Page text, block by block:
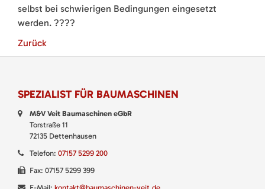
selbst bei schwierigen Bedingungen eingesetzt
werden. ????
Zurück
SPEZIALIST FÜR BAUMASCHINEN
M&V Veit Baumaschinen eGbR
Torstraße 11
72135 Dettenhausen
Telefon: 07157 5299 200
Fax: 07157 5299 399